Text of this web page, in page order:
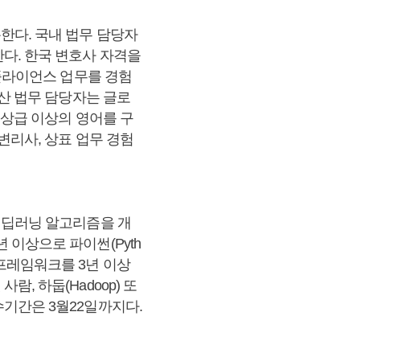
다. 국내 법무 담당자
. 한국 변호사 자격을
이언스 업무를 경험
법무 담당자는 글로
급 이상의 영어를 구
리사, 상표 업무 경험
러닝 알고리즘을 개
이상으로 파이썬(Pyth
레임워크를 3년 이상
람, 하둡(Hadoop) 또
간은 3월22일까지다.